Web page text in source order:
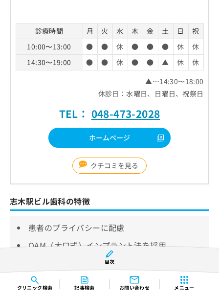
クリニック検索 記事検索 お問い合わせ メニュー
診療時間 月 火 水 木 金 土 日
祝
10:00〜13:00
● ● 休 ● ● ● 休
休
14:30〜19:00
● ● 休 ● ● ▲ 休
休
▲…14:30〜18:00
休診日：水曜日、日曜日、祝祭日
TEL： 048-473-2028
ホームページ
クチコミを見る
志木駅ビル歯科の特徴
患者のプライバシーに配慮
OAM（大口式）インプラント法を採用
患者に適した入れ歯治療を提案
志木駅ビル歯科は、志木駅から徒歩すぐの場所にある
目次